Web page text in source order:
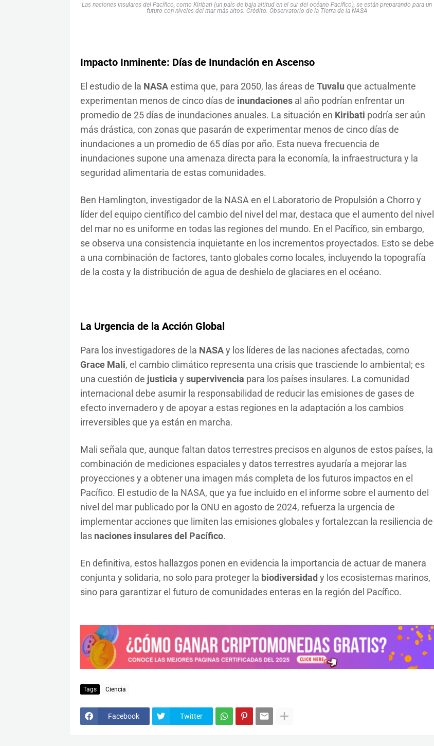
Las naciones insulares del Pacífico, como Kiribati (un país de baja altitud en el sur del océano Pacífico), se están preparando para un
futuro con niveles del mar más altos. Crédito: Observatorio de la Tierra de la NASA
Impacto Inminente: Días de Inundación en Ascenso
El estudio de la NASAestima que, para 2050, las áreas de Tuvalu que actualmente
experimentan menos de cinco días de inundacionesal año podrían enfrentar un
promedio de 25 días de inundaciones anuales. La situación en Kiribati podría ser aún
más drástica, con zonas que pasarán de experimentar menos de cinco días de
inundaciones a un promedio de 65 días por año. Esta nueva frecuencia de
inundaciones supone una amenaza directa para la economía, la infraestructura y la
seguridad alimentaria de estas comunidades.
Ben Hamlington, investigador de la NASA en el Laboratorio de Propulsión a Chorro y
líder del equipo científico del cambio del nivel del mar, destaca que el aumento del nivel
del mar no es uniforme en todas las regiones del mundo. En el Pacífico, sin embargo,
se observa una consistencia inquietante en los incrementos proyectados. Esto se debe
a una combinación de factores, tanto globales como locales, incluyendo la topografía
de la costa y la distribución de agua de deshielo de glaciares en el océano.
La Urgencia de la Acción Global
Para los investigadores de la NASAy los líderes de las naciones afectadas, como
Grace Mali, el cambio climático representa una crisis que trasciende lo ambiental; es
una cuestión de justicia y supervivencia para los países insulares. La comunidad
internacional debe asumir la responsabilidad de reducir las emisiones de gases de
efecto invernadero y de apoyar a estas regiones en la adaptación a los cambios
irreversibles que ya están en marcha.
Mali señala que, aunque faltan datos terrestres precisos en algunos de estos países, la
combinación de mediciones espaciales y datos terrestres ayudaría a mejorar las
proyecciones y a obtener una imagen más completa de los futuros impactos en el
Pacífico. El estudio de la NASA, que ya fue incluido en el informe sobre el aumento del
nivel del mar publicado por la ONU en agosto de 2024, refuerza la urgencia de
implementar acciones que limiten las emisiones globales y fortalezcan la resiliencia de
las naciones insulares del Pacífico.
En definitiva, estos hallazgos ponen en evidencia la importancia de actuar de manera
conjunta y solidaria, no solo para proteger la biodiversidad y los ecosistemas marinos,
sino para garantizar el futuro de comunidades enteras en la región del Pacífico.
Tags Ciencia
Facebook Twitter